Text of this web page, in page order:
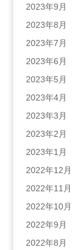
2023年9月
2023年8月
2023年7月
2023年6月
2023年5月
2023年4月
2023年3月
2023年2月
2023年1月
2022年12月
2022年11月
2022年10月
2022年9月
2022年8月